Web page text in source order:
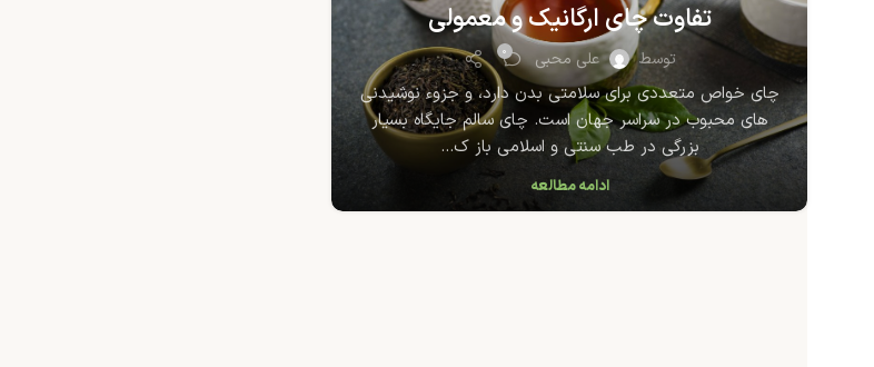
تفاوت چای ارگانیک و معمولی
توسط علی محبی ۰
چای خواص متعددی برای سلامتی بدن دارد، و جزوء نوشیدنی
های محبوب در سراسر جهان است. چای سالم جایگاه بسیار
بزرگی در طب سنتی و اسلامی باز ک...
ادامه مطالعه